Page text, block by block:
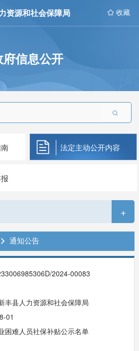
资源和社会保障局  收藏
府信息公开

法定主动公开内容
+
 通知公告
2024-00083
丰县人力资源和社会保障局
01
困难人员社保补贴公示名单